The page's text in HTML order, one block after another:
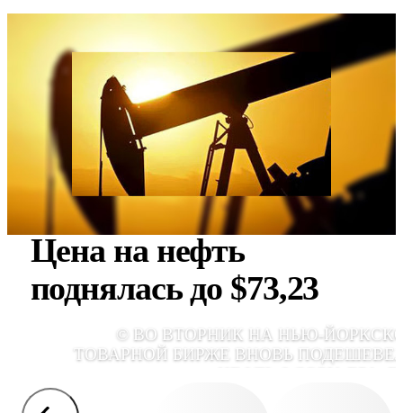
Цена на нефть
поднялась до $73,23
© ВО ВТОРНИК НА НЬЮ-
ТОВАРНОЙ БИРЖЕ ВНОВЬ